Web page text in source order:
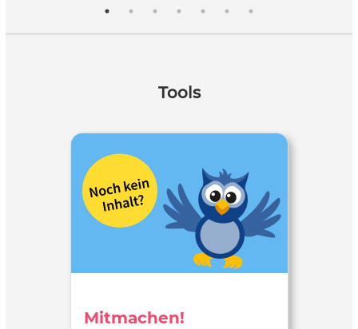
Tools
Mitmachen!